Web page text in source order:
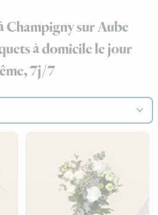
Champigny sur Aube
à domicile le jour
7j/7